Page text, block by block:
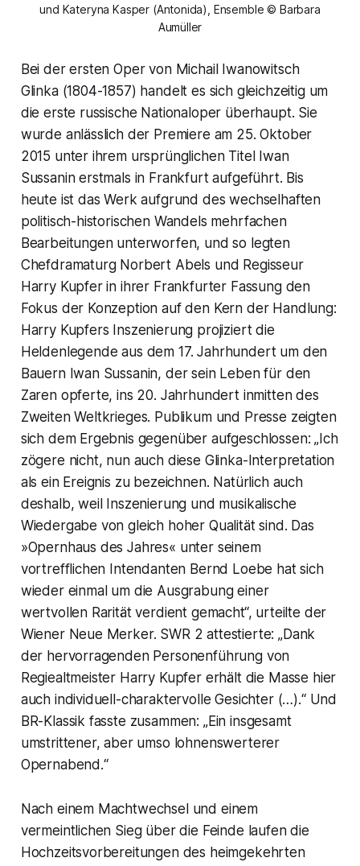
und Kateryna Kasper (Antonida), Ensemble © Barbara
Aumüller
Bei der ersten Oper von Michail Iwanowitsch
Glinka (1804-1857) handelt es sich gleichzeitig um
die erste russische Nationaloper überhaupt. Sie
wurde anlässlich der Premiere am 25. Oktober
2015 unter ihrem ursprünglichen Titel Iwan
Sussanin erstmals in Frankfurt aufgeführt. Bis
heute ist das Werk aufgrund des wechselhaften
politisch-historischen Wandels mehrfachen
Bearbeitungen unterworfen, und so legten
Chefdramaturg Norbert Abels und Regisseur
Harry Kupfer in ihrer Frankfurter Fassung den
Fokus der Konzeption auf den Kern der Handlung:
Harry Kupfers Inszenierung projiziert die
Heldenlegende aus dem 17. Jahrhundert um den
Bauern Iwan Sussanin, der sein Leben für den
Zaren opferte, ins 20. Jahrhundert inmitten des
Zweiten Weltkrieges. Publikum und Presse zeigten
sich dem Ergebnis gegenüber aufgeschlossen: „Ich
zögere nicht, nun auch diese Glinka-Interpretation
als ein Ereignis zu bezeichnen. Natürlich auch
deshalb, weil Inszenierung und musikalische
Wiedergabe von gleich hoher Qualität sind. Das
»Opernhaus des Jahres« unter seinem
vortrefflichen Intendanten Bernd Loebe hat sich
wieder einmal um die Ausgrabung einer
wertvollen Rarität verdient gemacht“, urteilte der
Wiener Neue Merker. SWR 2 attestierte: „Dank
der hervorragenden Personenführung von
Regiealtmeister Harry Kupfer erhält die Masse hier
auch individuell-charaktervolle Gesichter (…).“ Und
BR-Klassik fasste zusammen: „Ein insgesamt
umstrittener, aber umso lohnenswerterer
Opernabend.“
Nach einem Machtwechsel und einem
vermeintlichen Sieg über die Feinde laufen die
Hochzeitsvorbereitungen des heimgekehrten